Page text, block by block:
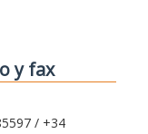
y fax
/ +34